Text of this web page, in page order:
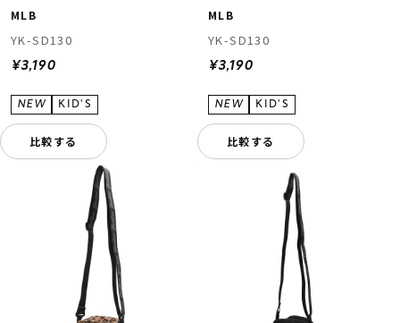
MLB
YK-SD130
¥3,190
比較する
MLB
YK-SD130
¥3,190
比較する